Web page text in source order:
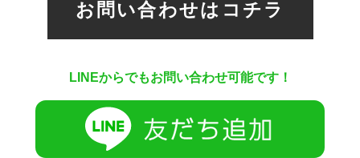
お問い合わせはコチラ
LINEからでもお問い合わせ可能です！